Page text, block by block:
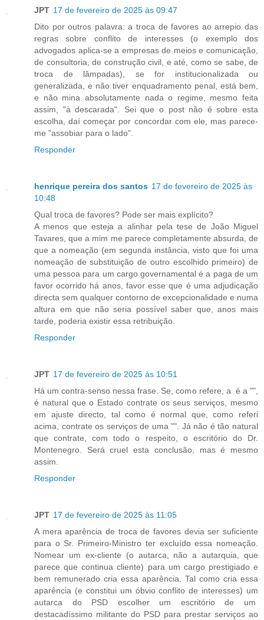
JPT 17 de fevereiro de 2025 às 09:47
Dito por outros palavra: a troca de favores ao arrepio das
regras sobre conflito de interesses (o exemplo dos
advogados aplica-se a empresas de meios e comunicação,
de consultoria, de construção civil, e até, como se sabe, de
troca de lâmpadas), se for institucionalizada ou
generalizada, e não tiver enquadramento penal, está bem,
e não mina absolutamente nada o regime, mesmo feita
assim, "à descarada". Sei que o post não é sobre esta
escolha, daí começar por concordar com ele, mas parece-
me "assobiar para o lado".
Responder
henrique pereira dos santos 17 de fevereiro de 2025 às
10:48
Qual troca de favores? Pode ser mais explícito?
A menos que esteja a alinhar pela tese de João Miguel
Tavares, que a mim me parece completamente absurda, de
que a nomeação (em segunda instância, visto que foi uma
nomeação de substituição de outro escolhido primeiro) de
uma pessoa para um cargo governamental é a paga de um
favor ocorrido há anos, favor esse que é uma adjudicação
directa sem qualquer contorno de excepcionalidade e numa
altura em que não seria possível saber que, anos mais
tarde, poderia existir essa retribuição.
Responder
JPT 17 de fevereiro de 2025 às 10:51
Há um contra-senso nessa frase. Se, como refere, a é a "",
é natural que o Estado contrate os seus serviços, mesmo
em ajuste directo, tal como é normal que, como referi
acima, contrate os serviços de uma "". Já não é tão natural
que contrate, com todo o respeito, o escritório do Dr.
Montenegro. Será cruel esta conclusão, mas é mesmo
assim.
Responder
JPT 17 de fevereiro de 2025 às 11:05
A mera aparência de troca de favores devia ser suficiente
para o Sr. Primeiro-Ministro ter excluído essa nomeação.
Nomear um ex-cliente (o autarca, não a autarquia, que
parece que continua cliente) para um cargo prestigiado e
bem remunerado cria essa aparência. Tal como cria essa
aparência (e constitui um óbvio conflito de interesses) um
autarca do PSD escolher um escritório de um
destacadíssimo militante do PSD para prestar serviços ao